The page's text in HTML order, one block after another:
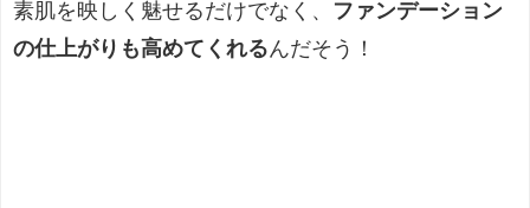
素肌を映しく魅せるだけでなく、
ファンデーション
の仕上がりも高めてくれるんだそう！